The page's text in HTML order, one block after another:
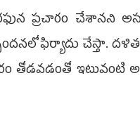
ప్రచారం
స్పందనలో ఫిర్యాదు
ఇటువంటి